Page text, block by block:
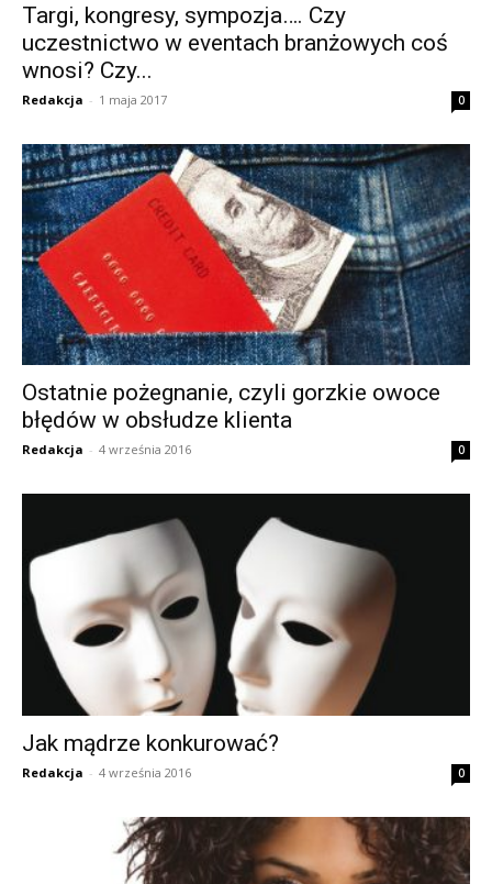
Targi, kongresy, sympozja…. Czy
uczestnictwo w eventach branżowych coś
wnosi? Czy...
Redakcja - 1 maja 2017 0
Ostatnie pożegnanie, czyli gorzkie owoce
błędów w obsłudze klienta
Redakcja - 4 września 2016 0
Jak mądrze konkurować?
Redakcja - 4 września 2016 0